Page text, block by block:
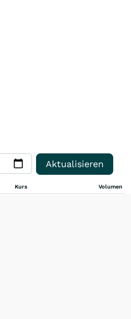
Aktualisieren
Kurs Volumen